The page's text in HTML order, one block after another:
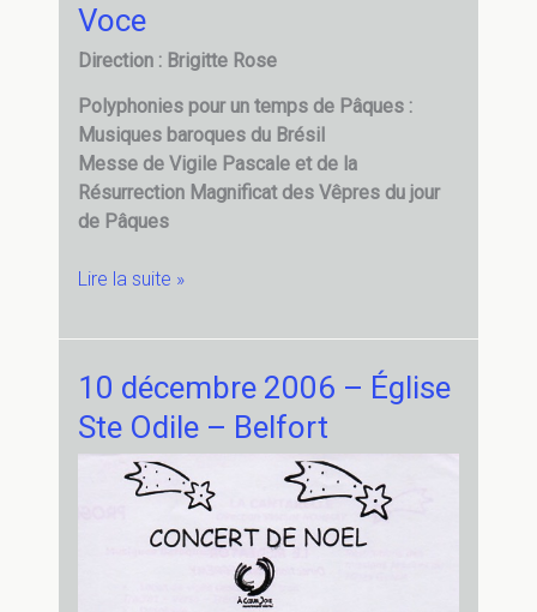
septembre
–
700e
anniversaire
de
la
Charte
Belfort
Voce
Direction : Brigitte Rose
Polyphonies pour un temps de Pâques :
Musiques baroques du Brésil
Messe de Vigile Pascale et de la
Résurrection Magnificat des Vêpres du jour
de Pâques
1er
2007
Festival
Voce
Lire la suite »
10 décembre 2006 – Église
Ste Odile – Belfort